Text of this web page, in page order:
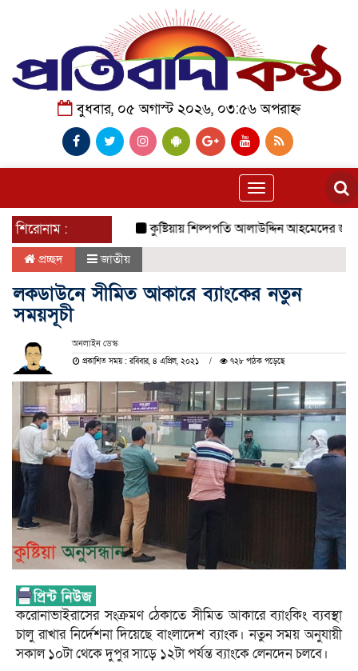
বুধবার, ০৫ অগাস্ট ২০২৬, ০৩:৫৬ অপরাহ্ন
Toggle
navigation
শিরোনাম : কুষ্টিয়ায় শিল্পপতি আলাউদ্দিন আহমেদের
প্রচ্ছদ জাতীয়
লকডাউনে সীমিত আকারে ব্যাংকের নতুন
সময়সূচী
অনলাইন ডেস্ক
প্রকাশিত সময় : রবিবার, ৪ এপ্রিল, ২০২১ ৭২৮ পাঠক পড়েছে
করোনাভাইরাসের সংক্রমণ ঠেকাতে সীমিত আকারে ব্যাংকিং ব্যবস্থা
চালু রাখার নির্দেশনা দিয়েছে বাংলাদেশ ব্যাংক। নতুন সময় অনুযায়ী
সকাল ১০টা থেকে দুপুর সাড়ে ১২টা পর্যন্ত ব্যাংকে লেনদেন চলবে।